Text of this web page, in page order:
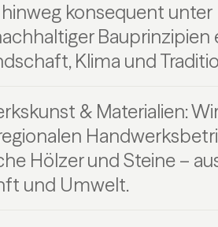
konsequent unter
Bauprinzipien
Klima und
& Materialien:
Hölzer und Steine –
und Umwelt.